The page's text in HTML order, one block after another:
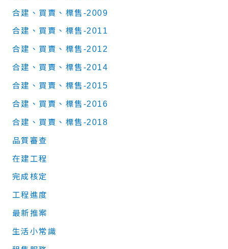
合建、買賣、標售-2009
合建、買賣、標售-2011
合建、買賣、標售-2012
合建、買賣、標售-2014
合建、買賣、標售-2015
合建、買賣、標售-2016
合建、買賣、標售-2018
品質審查
在建工程
完成核定
工程進度
最新推案
生活小常識